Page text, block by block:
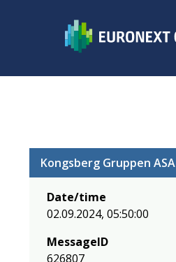
Kongsberg Gruppen ASA
Date/time
02.09.2024, 05:50:00
MessageID
626807